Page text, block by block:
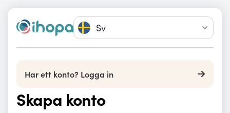
Sv
Har ett konto? Logga in
Skapa konto